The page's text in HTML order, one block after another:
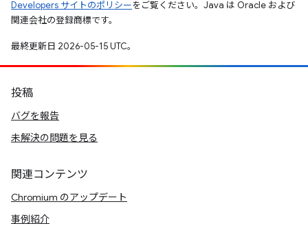
Developers サイトのポリシーをご覧ください。Java は Oracle および
関連会社の登録商標です。
最終更新日 2026-05-15 UTC。
投稿
バグを報告
未解決の問題を見る
関連コンテンツ
Chromium のアップデート
事例紹介